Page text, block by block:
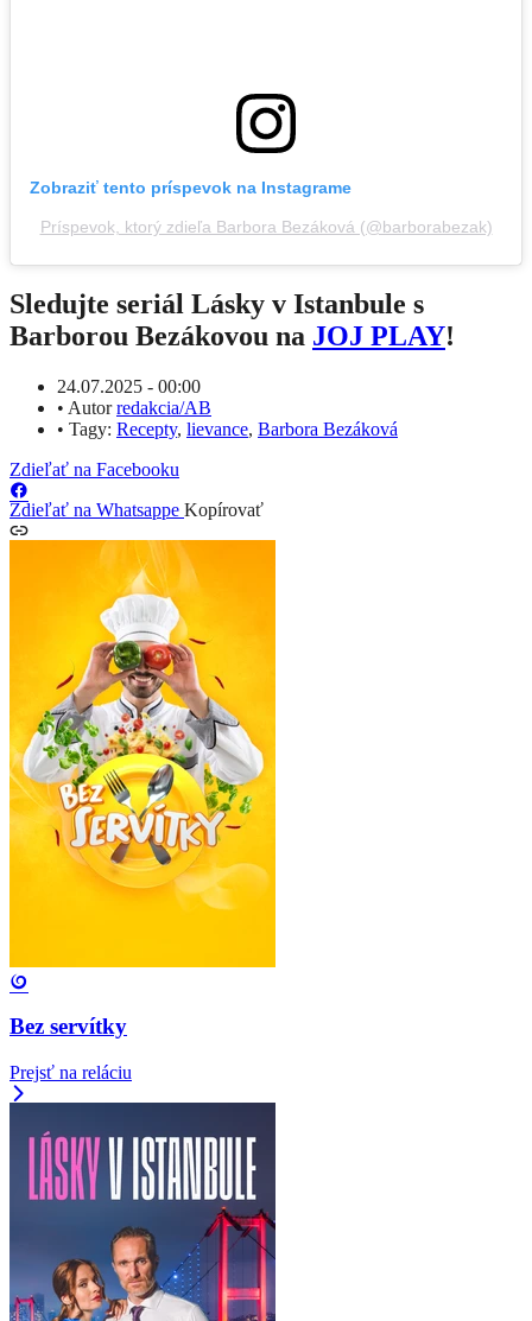
Zobraziť tento príspevok na Instagrame
Príspevok, ktorý zdieľa Barbora Bezáková (@barborabezak)
Sledujte seriál Lásky v Istanbule s
Barborou Bezákovou na JOJ PLAY!
24.07.2025 - 00:00
• Autorredakcia/AB
• Tagy: Recepty, lievance, Barbora Bezáková
Zdieľať na Facebooku
Zdieľať na Whatsappe Kopírovať
Bez servítky
Prejsť na reláciu